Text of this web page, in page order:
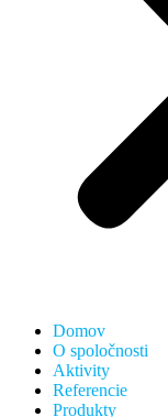
Domov
O spoločnosti
Aktivity
Referencie
Produkty